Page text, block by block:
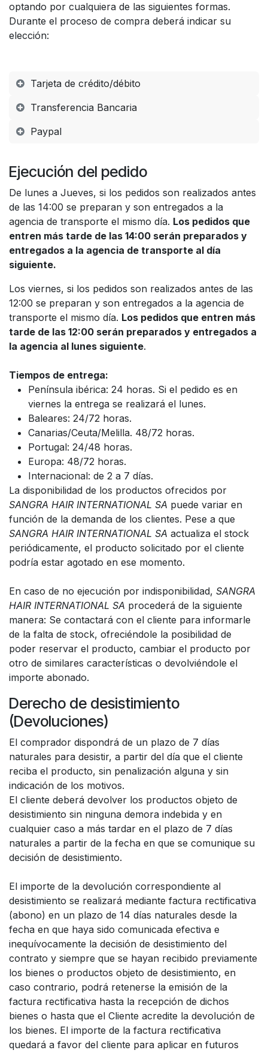
optando por cualquiera de las siguientes formas.
Durante el proceso de compra deberá indicar su
elección:
Tarjeta de crédito/débito
Transferencia Bancaria
Paypal
Ejecución del pedido
De lunes a Jueves, si los pedidos son realizados antes
de las 14:00 se preparan y son entregados a la
agencia de transporte el mismo día. Los pedidos que
entren más tarde de las 14:00 serán preparados y
entregados a la agencia de transporte al día
siguiente.
Los viernes, si los pedidos son realizados antes de las
12:00 se preparan y son entregados a la agencia de
transporte el mismo día. Los pedidos que entren más
tarde de las 12:00 serán preparados y entregados a
la agencia al lunes siguiente.
Tiempos de entrega:
Península ibérica: 24 horas. Si el pedido es en
viernes la entrega se realizará el lunes.
Baleares: 24/72 horas.
Canarias/Ceuta/Melilla. 48/72 horas.
Portugal: 24/48 horas.
Europa: 48/72 horas.
Internacional: de 2 a 7 días.
La disponibilidad de los productos ofrecidos por
SANGRA HAIR INTERNATIONAL SA puede variar en
función de la demanda de los clientes. Pese a que
SANGRA HAIR INTERNATIONAL SA actualiza el stock
periódicamente, el producto solicitado por el cliente
podría estar agotado en ese momento.
En caso de no ejecución por indisponibilidad, SANGRA
HAIR INTERNATIONAL SA procederá de la siguiente
manera: Se contactará con el cliente para informarle
de la falta de stock, ofreciéndole la posibilidad de
poder reservar el producto, cambiar el producto por
otro de similares características o devolviéndole el
importe abonado.
Derecho de desistimiento
(Devoluciones)
El comprador dispondrá de un plazo de 7 días
naturales para desistir, a partir del día que el cliente
reciba el producto, sin penalización alguna y sin
indicación de los motivos.
El cliente deberá devolver los productos objeto de
desistimiento sin ninguna demora indebida y en
cualquier caso a más tardar en el plazo de 7 días
naturales a partir de la fecha en que se comunique su
decisión de desistimiento.
El importe de la devolución correspondiente al
desistimiento se realizará mediante factura rectificativa
(abono) en un plazo de 14 días naturales desde la
fecha en que haya sido comunicada efectiva e
inequívocamente la decisión de desistimiento del
contrato y siempre que se hayan recibido previamente
los bienes o productos objeto de desistimiento, en
caso contrario, podrá retenerse la emisión de la
factura rectificativa hasta la recepción de dichos
bienes o hasta que el Cliente acredite la devolución de
los bienes. El importe de la factura rectificativa
quedará a favor del cliente para aplicar en futuros